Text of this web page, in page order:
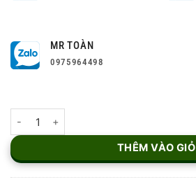
MR TOÀN
0975964498
THÊM VÀO GIỎ